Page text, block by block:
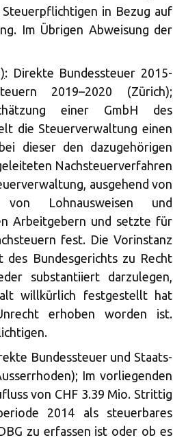
in Bezug auf
Im Übrigen Abweisung der
: Direkte Bundessteuer 2015-
2019–2020 (Zürich);
einer GmbH des
die Steuerverwaltung einen
dieser den dazugehörigen
Nachsteuerverfahren
ausgehend von
Lohnausweisen und
Arbeitgebern und setzte für
fest. Die Vorinstanz
des Bundesgerichts zu Recht
substantiiert darzulegen,
willkürlich festgestellt hat
erhoben worden ist.
Bundessteuer und Staats-
Im vorliegenden
von CHF 3.39 Mio. Strittig
2014 als steuerbares
zu erfassen ist oder ob es